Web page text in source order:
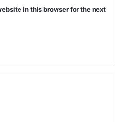
in this browser for the next